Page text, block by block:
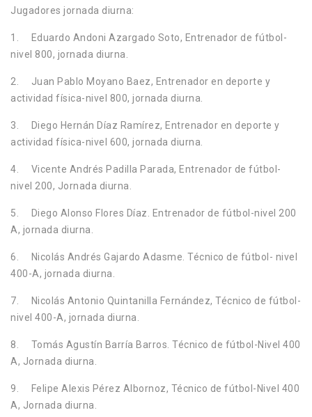
Jugadores jornada diurna:
1. Eduardo Andoni Azargado Soto, Entrenador de fútbol-
nivel 800, jornada diurna.
2. Juan Pablo Moyano Baez, Entrenador en deporte y
actividad física-nivel 800, jornada diurna.
3. Diego Hernán Díaz Ramírez, Entrenador en deporte y
actividad física-nivel 600, jornada diurna.
4. Vicente Andrés Padilla Parada, Entrenador de fútbol-
nivel 200, Jornada diurna.
5. Diego Alonso Flores Díaz. Entrenador de fútbol-nivel 200
A, jornada diurna.
6. Nicolás Andrés Gajardo Adasme. Técnico de fútbol- nivel
400-A, jornada diurna.
7. Nicolás Antonio Quintanilla Fernández, Técnico de fútbol-
nivel 400-A, jornada diurna.
8. Tomás Agustín Barría Barros. Técnico de fútbol-Nivel 400
A, Jornada diurna.
9. Felipe Alexis Pérez Albornoz, Técnico de fútbol-Nivel 400
A, Jornada diurna.